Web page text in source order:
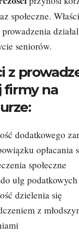
społeczne.
seniorów.
z
firmy na
dodatkowego
opłacania
społeczne
ulg podatkowych
dzielenia się
z